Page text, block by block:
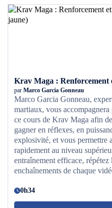
par Marco Garcia Gonneau
Marco Garcia Gonneau,
martiaux, vous accompagnera
ce cours de Krav Maga afin
gagner en réflexes, en
explosivité, et vous permettre
rapidement au niveau
entraînement efficace, répétez
enchaînements de chaque
0h34